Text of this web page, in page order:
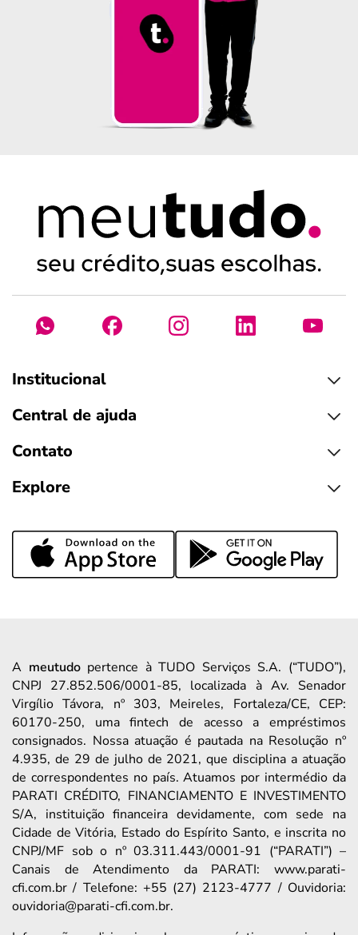
Institucional
Central de ajuda
Contato
Explore
A meutudopertence à TUDO Serviços S.A. (“TUDO”),
CNPJ 27.852.506/0001-85, localizada à Av. Senador
Virgílio Távora, nº 303, Meireles, Fortaleza/CE, CEP:
60170-250, uma fintech de acesso a empréstimos
consignados. Nossa atuação é pautada na Resolução nº
4.935, de 29 de julho de 2021, que disciplina a atuação
de correspondentes no país. Atuamos por intermédio da
PARATI CRÉDITO, FINANCIAMENTO E INVESTIMENTO
S/A, instituição financeira devidamente, com sede na
Cidade de Vitória, Estado do Espírito Santo, e inscrita no
CNPJ/MF sob o nº 03.311.443/0001-91 (“PARATI”) –
Canais de Atendimento da PARATI: www.parati-
cfi.com.br / Telefone: +55 (27) 2123-4777 / Ouvidoria:
ouvidoria@parati-cfi.com.br.